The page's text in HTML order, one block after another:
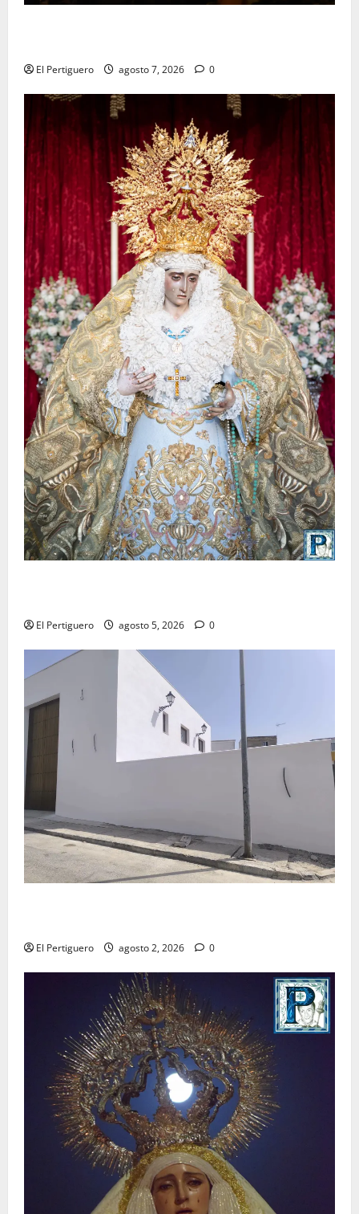
El Pertiguero agosto 7, 2026 0
El Pertiguero agosto 5, 2026 0
El Pertiguero agosto 2, 2026 0